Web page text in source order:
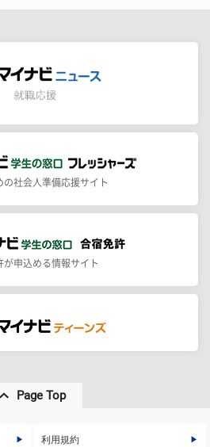
の社会人準備応援サイト
が申込める情報サイト
Page Top
利用規約